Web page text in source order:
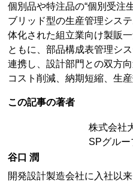
個別品や特注品の“個別受注
ブリッド型の生産管理シス
体化された組立業向け製販
ともに、部品構成表管理シ
連携し、設計部門との双方
コスト削減、納期短縮、生
この記事の著者
株式会社
SPグル
谷口 潤
開発設計製造会社に入社以